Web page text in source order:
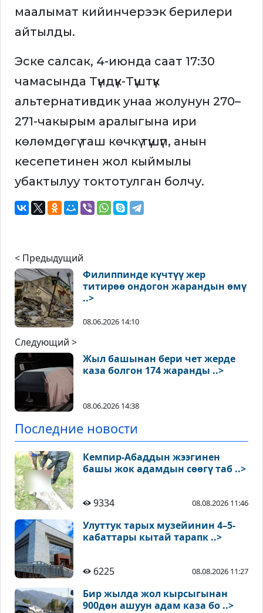
маалымат кийинчерээк берилери
айтылды.
Эске салсак, 4-июнда саат 17:30
чамасында Түндүк-Түштүк
альтернативдик унаа жолунун 270–
271-чакырым аралыгына ири
көлөмдөгү таш көчкү түшүп, анын
кесепетинен жол кыймылы
убактылуу токтотулган болчу.
< Предыдущий
Филиппинде күчтүү жер
титирөө ондогон жарандын өмү
..>
08.06.2026 14:10
Следующий >
Жыл башынан бери чет жерде
каза болгон 174 жаранды ..>
08.06.2026 14:38
Последние новости
Кемпир-Абаддын жээгинен
башы жок адамдын сөөгү таб ..>
9334 08.08.2026 11:46
Улуттук тарых музейинин 4–5-
кабаттары кытай тарапк ..>
6225 08.08.2026 11:27
Бир жылда жол кырсыгынан
900дөн ашуун адам каза бо ..>